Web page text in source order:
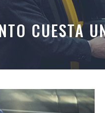
CUESTA